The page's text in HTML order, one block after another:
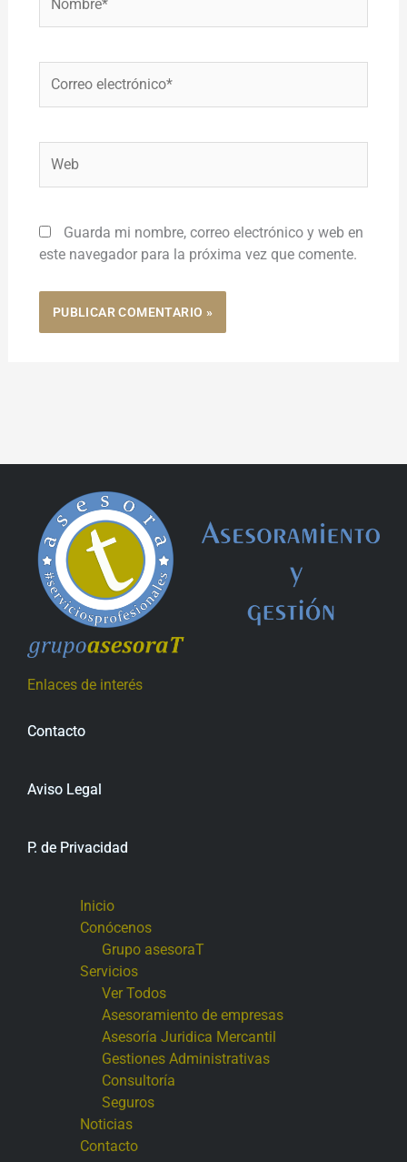
electrónico*
Guarda mi nombre, correo electrónico y web en
este navegador para la próxima vez que comente.
Enlaces de interés
Contacto
Aviso Legal
P. de Privacidad
Inicio
Conócenos
Grupo asesoraT
Servicios
Ver Todos
Asesoramiento de empresas
Asesoría Juridica Mercantil
Gestiones Administrativas
Consultoría
Seguros
Noticias
Contacto